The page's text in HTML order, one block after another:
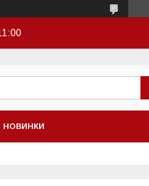
НОВИНКИ